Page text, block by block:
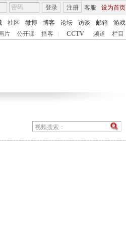
客服 设为首页
登录 注册
社区 微博 博客 论坛 访谈 邮箱
游戏
片 公开课 播客 CCTV 频道 栏目